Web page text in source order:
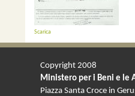
Scarica
Copyright 2008
Ministero per i Beni e le
Piazza Santa Croce in